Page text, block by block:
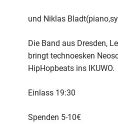
und Niklas
Die Band aus Dresden,
bringt technoesken
HipHopbeats ins IKUWO.
Einlass 19:30
Spenden 5-10€